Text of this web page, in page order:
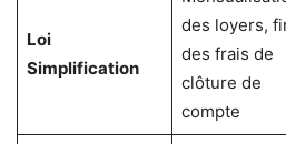
Loi
Simplification
des loyers,
des frais de
clôture de
compte